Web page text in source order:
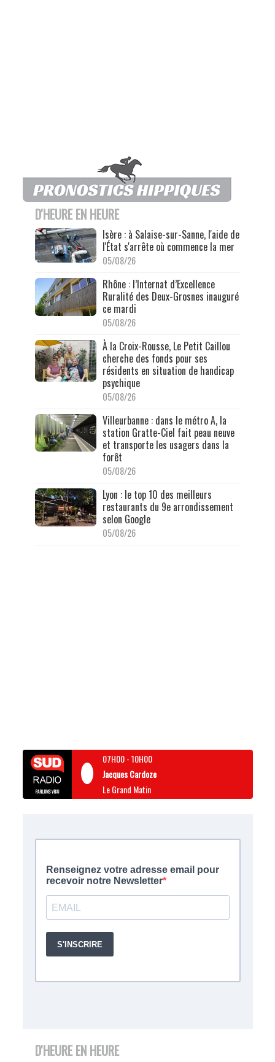
D'HEURE EN HEURE
Isère : à Salaise-sur-Sanne, l'aide de
l'État s'arrête où commence la mer
05/08/26
Rhône : l’Internat d’Excellence
Ruralité des Deux-Grosnes inauguré
ce mardi
05/08/26
À la Croix-Rousse, Le Petit Caillou
cherche des fonds pour ses
résidents en situation de handicap
psychique
05/08/26
Villeurbanne : dans le métro A, la
station Gratte-Ciel fait peau neuve
et transporte les usagers dans la
forêt
05/08/26
Lyon : le top 10 des meilleurs
restaurants du 9e arrondissement
selon Google
05/08/26
07H00-10H00
Jacques Cardoze
Le Grand Matin
D'HEURE EN HEURE